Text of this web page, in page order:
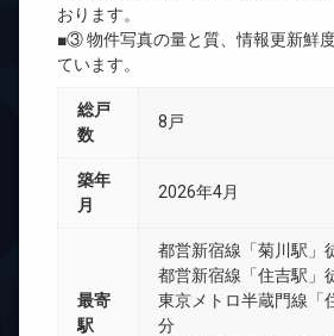
おります。
■③ 物件写真の量と質、情報更新鮮
ています。
総戸
数
8戸
築年
月
2026年4月
最寄
駅
都営新宿線「菊川駅」
都営新宿線「住吉駅」
東京メトロ半蔵門線「
分